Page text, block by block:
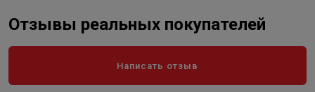
Отзывы реальных покупателей
Написать отзыв